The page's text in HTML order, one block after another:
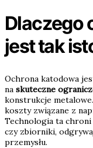
Dlaczego
jest tak
Ochrona katodowa
na skuteczne
konstrukcje
koszty związane z
Technologia ta chroni
czy zbiorniki,
przemysłu.